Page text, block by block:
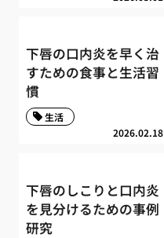
下唇の口内炎を早く治
すための食事と生活習
慣
2026.02.18
生活
下唇のしこりと口内炎
を見分けるための事例
研究